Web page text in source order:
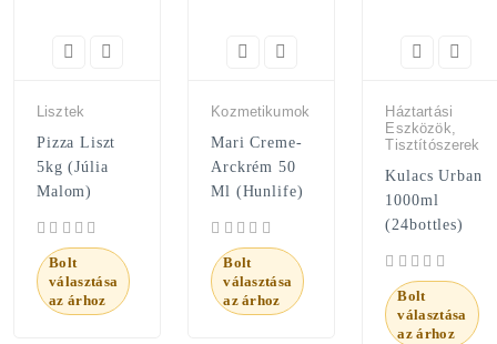
Lisztek
Pizza Liszt
5kg (Júlia
Malom)
Bolt
választása
az árhoz
Kozmetikumok
Mari Creme-
Arckrém 50
Ml (Hunlife)
Bolt
választása
az árhoz
Háztartási
Eszközök,
Tisztítószerek
Kulacs Urban
1000ml
(24bottles)
Bolt
választása
az árhoz